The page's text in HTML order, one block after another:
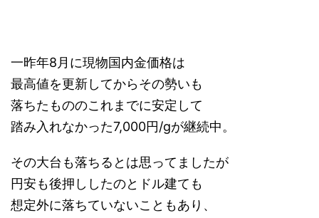
一昨年8月に現物国内金価格は
最高値を更新してからその勢いも
落ちたもののこれまでに安定して
踏み入れなかった7,000円/gが継続中。
その大台も落ちるとは思ってましたが
円安も後押ししたのとドル建ても
想定外に落ちていないこともあり、